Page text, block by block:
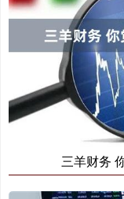
三羊财务